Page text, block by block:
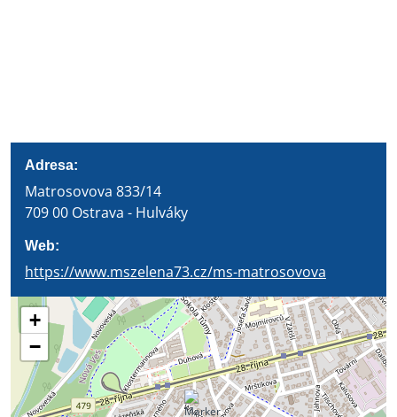
Adresa:
Matrosovova 833/14
709 00 Ostrava - Hulváky
Web:
https://www.mszelena73.cz/ms-matrosovova
+
−